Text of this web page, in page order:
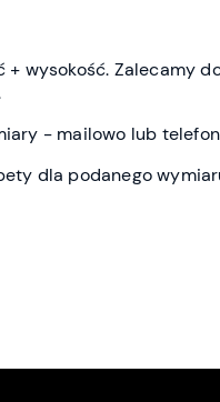
wysokość. Zalecamy
- mailowo lub
dla podanego